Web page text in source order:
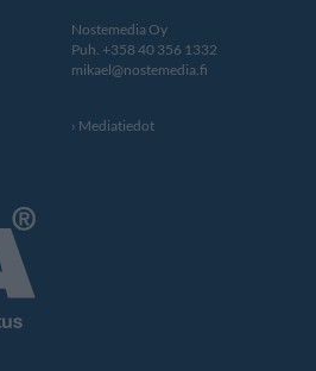
Nostemedia Oy
Puh. +358 40 356 1332
mikael@nostemedia.fi
Mediatiedot